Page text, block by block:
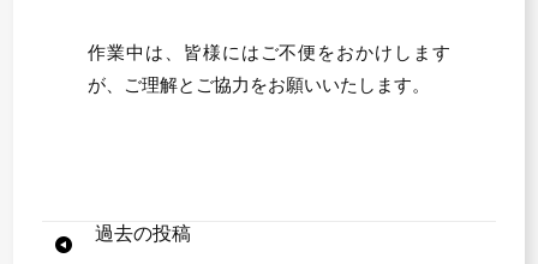
作業中は、皆様にはご不便をおかけします
が、ご理解とご協力をお願いいたします。
投
過去の投稿